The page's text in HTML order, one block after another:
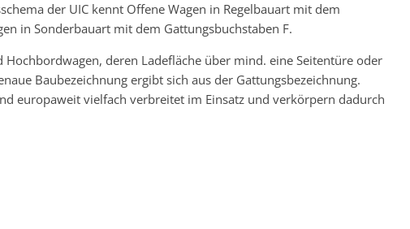
der UIC kennt Offene Wagen in Regelbauart mit dem
in Sonderbauart mit dem Gattungsbuchstaben F.
Hochbordwagen, deren Ladefläche über mind. eine Seitentüre oder
Baubezeichnung ergibt sich aus der Gattungsbezeichnung.
europaweit vielfach verbreitet im Einsatz und verkörpern dadurch